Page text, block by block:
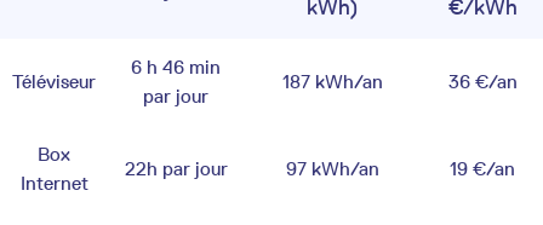
kWh)
€/kWh
Téléviseur
6 h 46 min
par jour
187 kWh/an 36 €/an
Box
Internet
22h par jour 97 kWh/an 19 €/an